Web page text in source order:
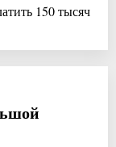
150 тысяч